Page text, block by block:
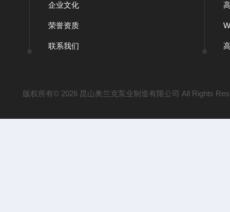
企业文化
荣誉资质
联系我们
版权所有© 2026 昆山奥兰克泵业制造有限公司 All Rights